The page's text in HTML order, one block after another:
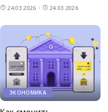
24.03.2026 24.03.2026
ЭКОНОМИКА